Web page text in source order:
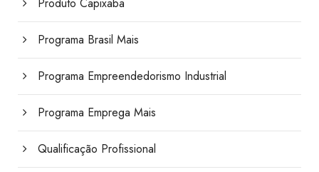
Programa Brasil Mais
Programa Empreendedorismo Industrial
Programa Emprega Mais
Qualificação Profissional